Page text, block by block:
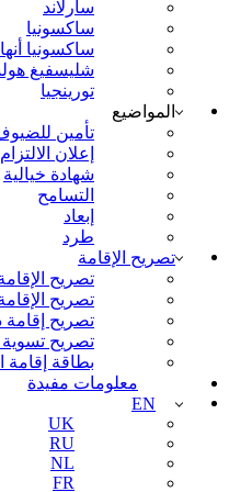
سارلاند
ساكسونيا
ساكسونيا
شليسفيغ
تورينجيا
المواضيع
تأمين
إعلان الالتزام
شهادة خيالية
التسامح
إبعاد
طرد
تصريح الإقامة
تصريح
تصريح
تصريح إقامة
تصريح تسوية
بطاقة إقامة
معلومات مفيدة
EN
UK
RU
NL
FR